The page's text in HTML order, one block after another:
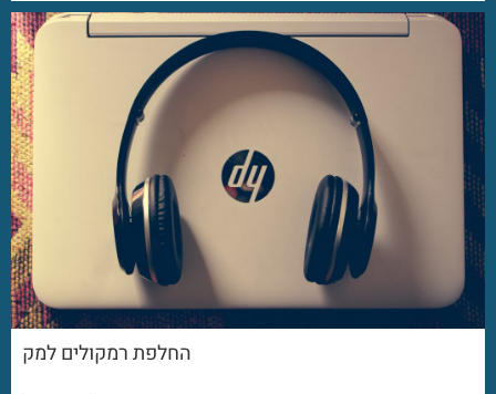
החלפת רמקולים למק